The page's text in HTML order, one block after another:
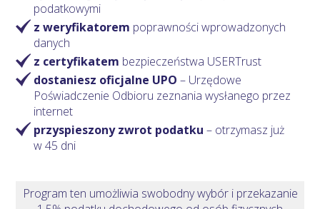
podatkowymi
z weryfikatorem poprawności wprowadzonych
danych
z certyfikatem bezpieczeństwa USERTrust
dostaniesz oficjalne UPO – Urzędowe
Poświadczenie Odbioru zeznania wysłanego przez
internet
przyspieszony zwrot podatku – otrzymasz już
w 45 dni
Program ten umożliwia swobodny wybór i przekazanie